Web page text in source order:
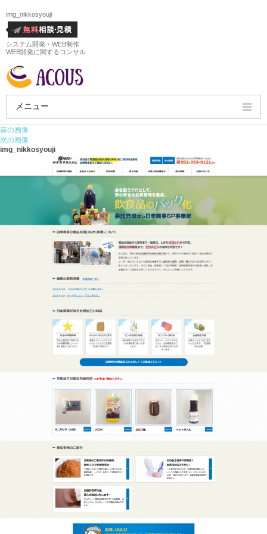
img_nikkosyouji
システム開発・WEB制作
WEB開発に関するコンサル
メニュー
会社概要
サービス
ホームページ制作料金
ホームページ制作の流れ
前の画像
次の画像
img_nikkosyouji